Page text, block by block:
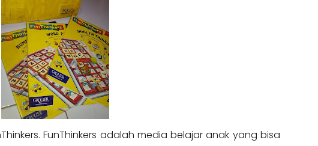
FunThinkers adalah media belajar anak yang bisa